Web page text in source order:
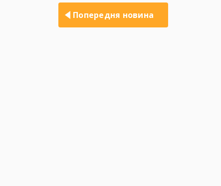
записів
Попередня новина